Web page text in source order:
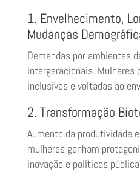
1. Envelhecimento,
Mudanças
Demandas por ambientes
intergeracionais. Mulheres
inclusivas e voltadas ao
2. Transformação
Aumento da produtividade
mulheres ganham
inovação e políticas